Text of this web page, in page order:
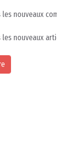
nouveaux
nouveaux